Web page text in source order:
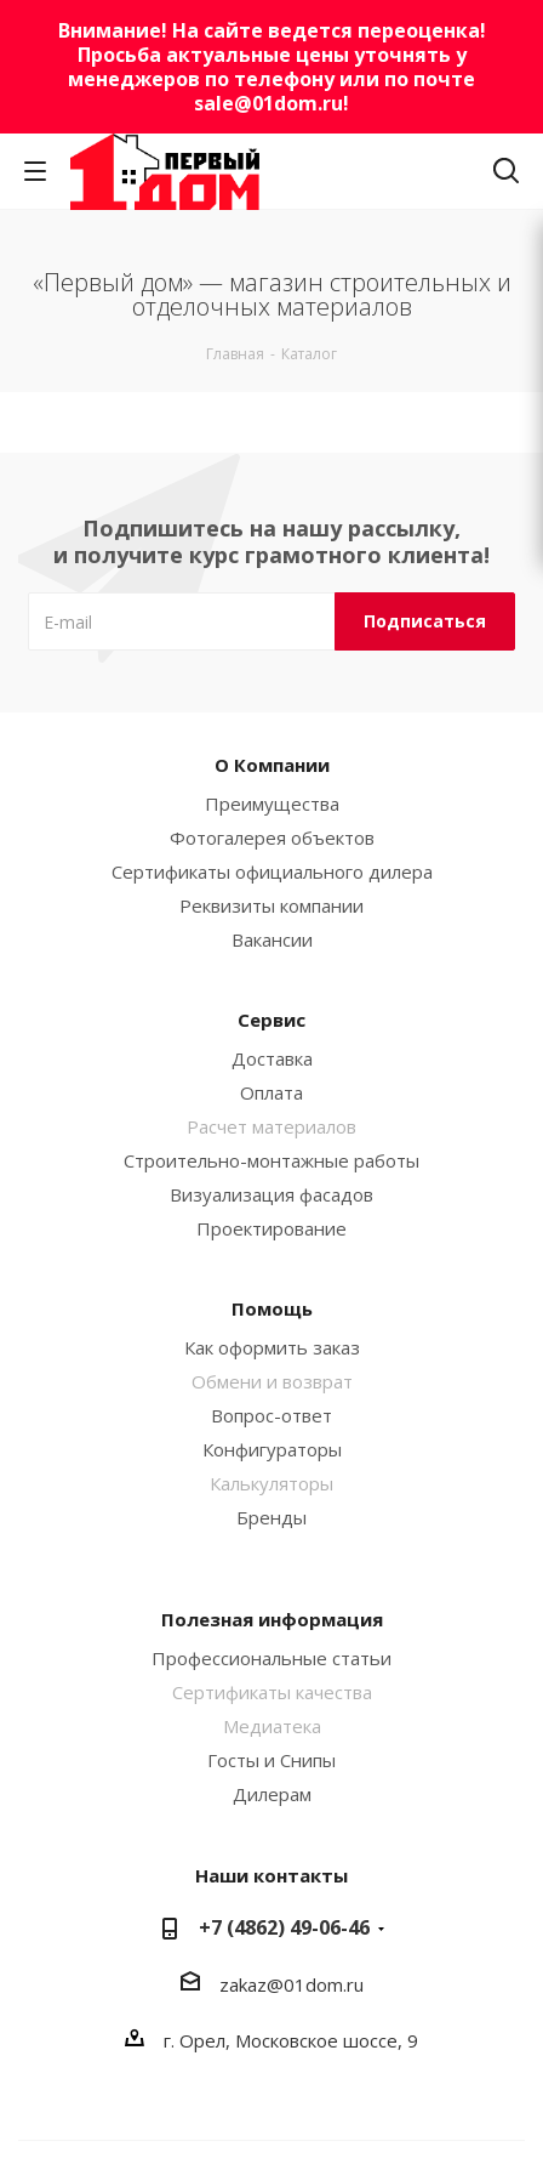
Внимание! На сайте ведется переоценка!
Просьба актуальные цены уточнять у
менеджеров по телефону или по почте
sale@01dom.ru!
«Первый дом» — магазин строительных и
отделочных материалов
Главная - Каталог
Подпишитесь на нашу рассылку,
и получите курс грамотного клиента!
О Компании
Преимущества
Фотогалерея объектов
Сертификаты официального дилера
Реквизиты компании
Вакансии
Сервис
Доставка
Оплата
Расчет материалов
Строительно-монтажные работы
Визуализация фасадов
Проектирование
Помощь
Как оформить заказ
Обмени и возврат
Вопрос-ответ
Конфигураторы
Калькуляторы
Бренды
Полезная информация
Профессиональные статьи
Сертификаты качества
Медиатека
Госты и Снипы
Дилерам
Наши контакты
+7 (4862) 49-06-46
zakaz@01dom.ru
г. Орел, Московское шоссе, 9